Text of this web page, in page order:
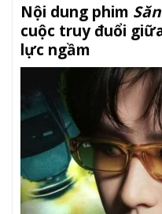
Nội dung phim
cuộc truy đuổi
lực ngầm